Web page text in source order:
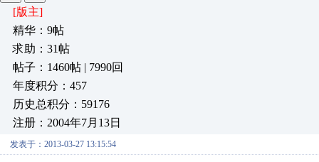
[版主]
精华：9帖
求助：31帖
帖子：1460帖 | 7990回
年度积分：457
历史总积分：59176
注册：2004年7月13日
发表于：2013-03-27 13:15:54